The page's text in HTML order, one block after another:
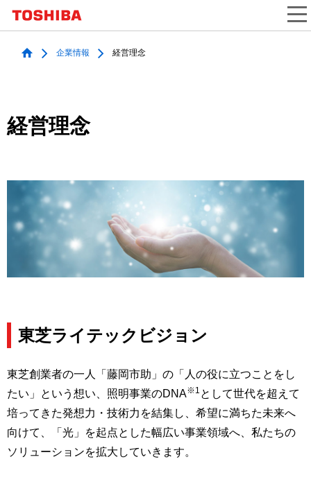
文
へ
企業情報 経営理念
経営理念
東芝ライテックビジョン
東芝創業者の一人「藤岡市助」の「人の役に立つことをし
たい」という想い、照明事業のDNA※1 として世代を超えて
培ってきた発想力・技術力を結集し、希望に満ちた未来へ
向けて、「光」を起点とした幅広い事業領域へ、私たちの
ソリューションを拡大していきます。